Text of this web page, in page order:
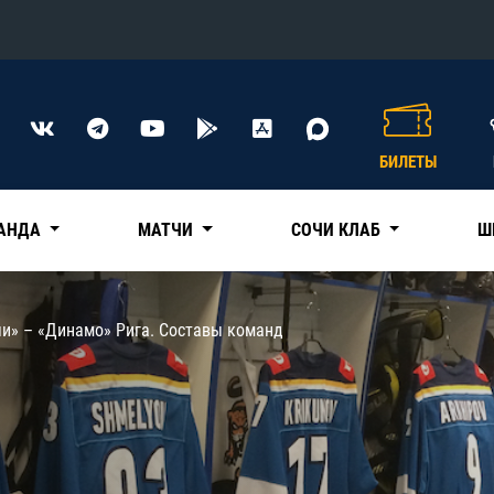
Конференция «Восток»
Нефтехимик
Трактор
Дивизион Чернышева
Авангард
Адмирал
КХЛ
БИЛЕТЫ
МАТЧИ СОЧИ КЛАБ
– «Динамо» Рига. Составы команд